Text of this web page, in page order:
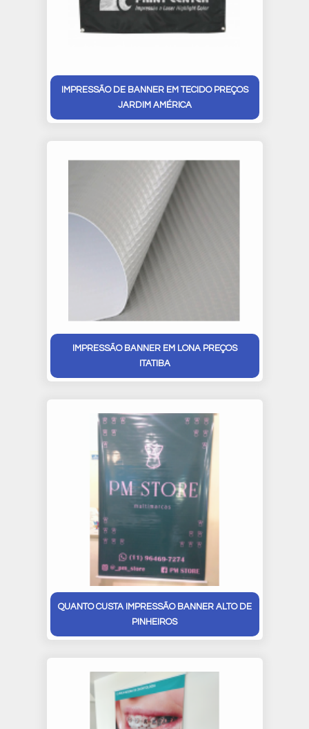
IMPRESSÃO DE BANNER EM TECIDO PREÇOS
JARDIM AMÉRICA
IMPRESSÃO BANNER EM LONA PREÇOS
ITATIBA
QUANTO CUSTA IMPRESSÃO BANNER ALTO DE
PINHEIROS